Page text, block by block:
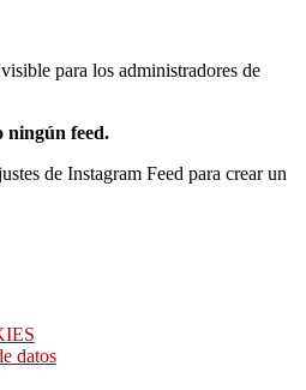
para los administradores de
ningún feed.
de Instagram Feed para crear un
datos